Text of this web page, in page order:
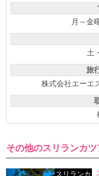
月～金
土
旅
株式会社エーエ
その他のスリランカ
スリランカ